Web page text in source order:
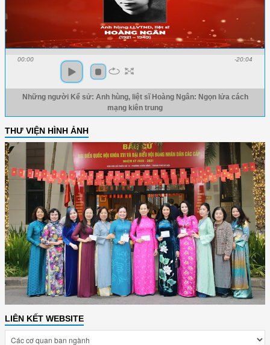
00:00 -20:04
Những người Kể sử: Anh hùng, liệt sĩ Hoàng Ngân: Ngọn lửa cách
mạng kiên trung
THƯ VIỆN HÌNH ẢNH
LIÊN KẾT WEBSITE